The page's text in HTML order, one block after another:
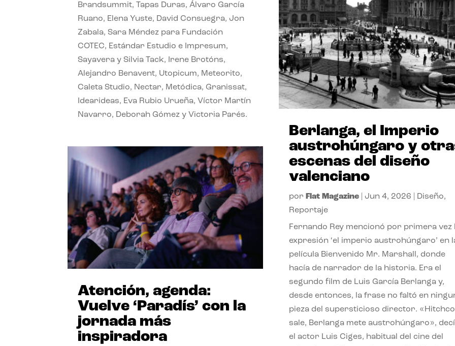
Brandsummit, Tapas Duras, Álvaro García
Ruano, Elena Yuste, David Consuegra, Jon
Zabala, Sara Méndez para Fundación
COTEC, Estándar Estudio e Impresum,
Sayavera y Silvia Tack, Irene Brotóns,
Alejandro Benavent, Utopicum, Meteorito,
Caleta Studio, Nectar, Metódica, Granissat,
Idearideas, Eva Rubio Urueña, Víctor Martín
Navarro, Deborah Gómez y Victoria Parés.
Atención, agenda:
Vuelve ‘Paradís’ con la
jornada más
inspiradora
Berlanga, el Imperio
austrohúngaro y
escenas del diseño
valenciano
por Flat Magazine| Jun 4, 2026 Diseño,
Reportaje
Fernando Rey mencionó por primera vez
expresión ‘el imperio austrohúngaro’ en
película Bienvenido Mr. Marshall, donde
hacía de narrador de la historia. Era el
segundo film de Luis García Berlanga y,
desde entonces, la frase no faltó en
pieza del supersticioso director.
sale, Berlanga mete austrohúngaro»,
el actor Luis Ciges, habitual del cine del